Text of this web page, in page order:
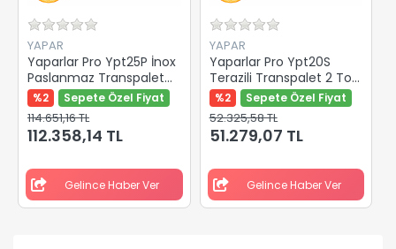
YAPAR
Yaparlar Pro Ypt25P İnox
Paslanmaz Transpalet
2.5 Ton Beyaz Kemik
Teker Y-82931
%2 Sepete Özel Fiyat
114.651,16 TL
112.358,14 TL
Gelince Haber Ver
YAPAR
Yaparlar Pro Ypt20S
Terazili Transpalet 2 Ton
Kırmızı Pu Teker Y-
82946
%2 Sepete Özel Fiyat
52.325,58 TL
51.279,07 TL
Gelince Haber Ver